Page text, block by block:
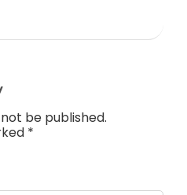
be published.
*